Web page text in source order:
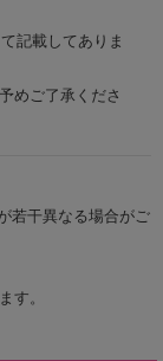
記載してありま
めご了承くださ
若干異なる場合がご
す。